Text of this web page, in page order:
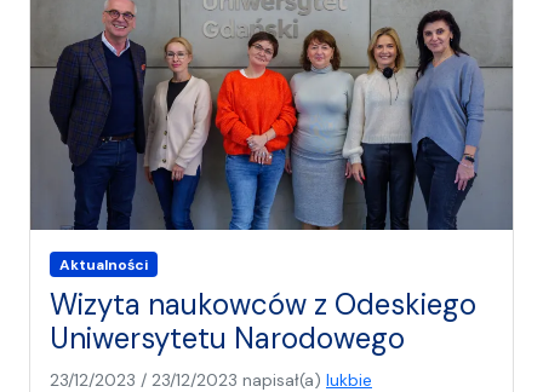
Aktualności
Wizyta naukowców z Odeskiego
Uniwersytetu Narodowego
23/12/2023 / 23/12/2023 napisał(a) lukbie